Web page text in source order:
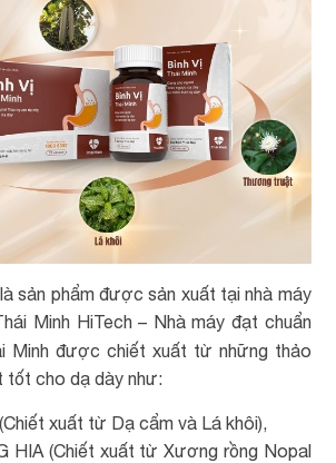
sản phẩm được sản xuất tại nhà máy
Minh HiTech – Nhà máy đạt chuẩn
Minh được chiết xuất từ những thảo
tốt cho dạ dày như:
xuất từ Dạ cẩm và Lá khôi),
HIA (Chiết xuất từ Xương rồng Nopal